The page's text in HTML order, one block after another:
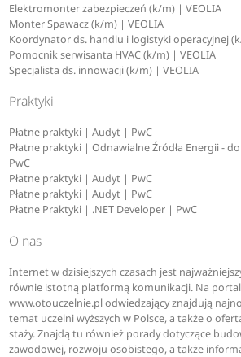
Elektromonter zabezpieczeń (k/m) | VEOLIA
Monter Spawacz (k/m) | VEOLIA
Koordynator ds. handlu i logistyki operacyjnej
Pomocnik serwisanta HVAC (k/m) | VEOLIA
Specjalista ds. innowacji (k/m) | VEOLIA
Praktyki
Płatne praktyki | Audyt | PwC
Płatne praktyki | Odnawialne Źródła Energii -
PwC
Płatne praktyki | Audyt | PwC
Płatne praktyki | Audyt | PwC
Płatne Praktyki | .NET Developer | PwC
O nas
Internet w dzisiejszych czasach jest
równie istotną platformą komunikacji. Na
www.otouczelnie.pl odwiedzający znajdują
temat uczelni wyższych w Polsce, a także o
staży. Znajdą tu również porady dotyczące
zawodowej, rozwoju osobistego, a także